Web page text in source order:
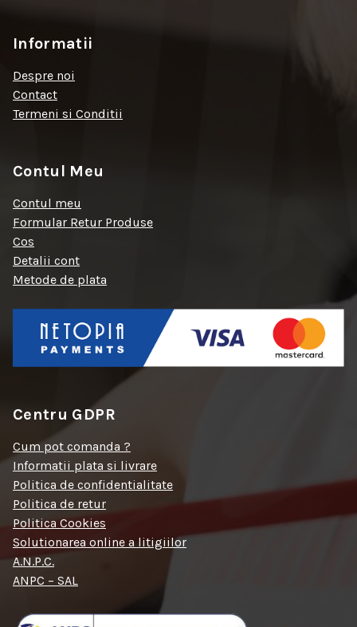
Informatii
Despre noi
Contact
Termeni si Conditii
Contul Meu
Contul meu
Formular Retur Produse
Cos
Detalii cont
Metode de plata
Centru GDPR
Cum pot comanda ?
Informatii plata si livrare
Politica de confidentialitate
Politica de retur
Politica Cookies
Solutionarea online a litigiilor
A.N.P.C.
ANPC – SAL